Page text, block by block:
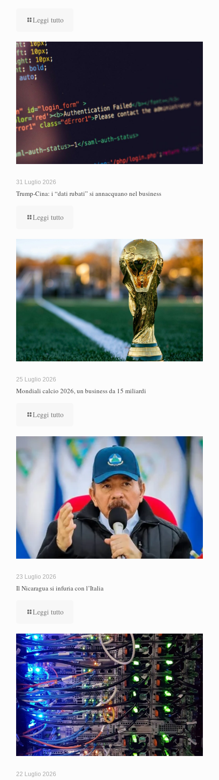
Leggi tutto
31 Luglio 2026
Trump-Cina: i “dati rubati” si annacquano nel business
Leggi tutto
25 Luglio 2026
Mondiali calcio 2026, un business da 15 miliardi
Leggi tutto
23 Luglio 2026
Il Nicaragua si infuria con l’Italia
Leggi tutto
22 Luglio 2026